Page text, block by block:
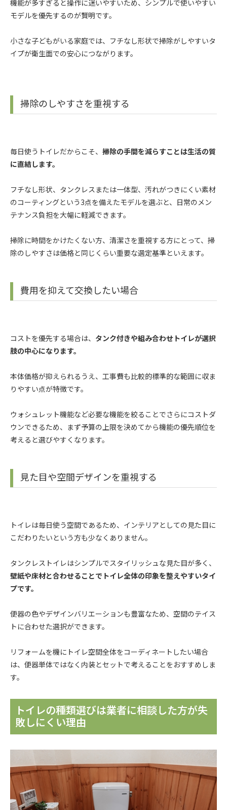
機能が多すぎると操作に迷いやすいため、シンプルで使いやすい
モデルを優先するのが賢明です。
小さな子どもがいる家庭では、フチなし形状で掃除がしやすいタ
イプが衛生面での安心につながります。
掃除のしやすさを重視する
毎日使うトイレだからこそ、 掃除の手間を減らすことは生活の質
に直結します。
フチなし形状、タンクレスまたは一体型、汚れがつきにくい素材
のコーティングという3点を備えたモデルを選ぶと、日常のメン
テナンス負担を大幅に軽減できます。
掃除に時間をかけたくない方、清潔さを重視する方にとって、掃
除のしやすさは価格と同じくらい重要な選定基準といえます。
費用を抑えて交換したい場合
コストを優先する場合は、 タンク付きや組み合わせトイレが選択
肢の中心になります。
本体価格が抑えられるうえ、工事費も比較的標準的な範囲に収ま
りやすい点が特徴です。
ウォシュレット機能など必要な機能を絞ることでさらにコストダ
ウンできるため、まず予算の上限を決めてから機能の優先順位を
考えると選びやすくなります。
見た目や空間デザインを重視する
トイレは毎日使う空間であるため、インテリアとしての見た目に
こだわりたいという方も少なくありません。
タンクレストイレはシンプルでスタイリッシュな見た目が多く、
壁紙や床材と合わせることでトイレ全体の印象を整えやすいタイ
プです。
便器の色やデザインバリエーションも豊富なため、空間のテイス
トに合わせた選択ができます。
リフォームを機にトイレ空間全体をコーディネートしたい場合
は、便器単体ではなく内装とセットで考えることをおすすめしま
す。
トイレの種類選びは業者に相談した方が失
敗しにくい理由